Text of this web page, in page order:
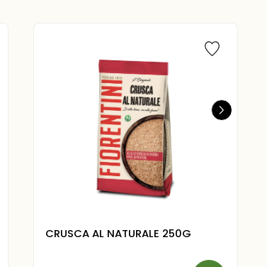
CRUSCA AL NATURALE 250G